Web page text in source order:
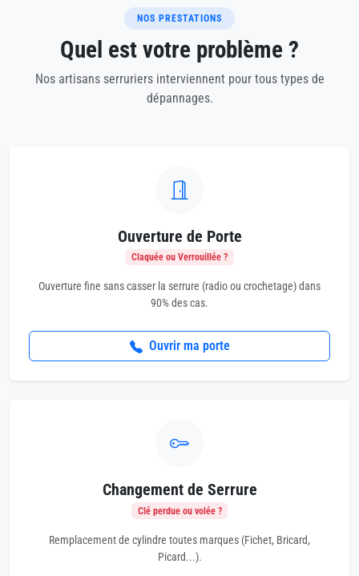
NOS PRESTATIONS
Quel est votre problème ?
Nos artisans serruriers interviennent pour tous types de
dépannages.
Ouverture de Porte
Claquée ou Verrouillée ?
Ouverture fine sans casser la serrure (radio ou crochetage) dans
90% des cas.
Ouvrir ma porte
Changement de Serrure
Clé perdue ou volée ?
Remplacement de cylindre toutes marques (Fichet, Bricard,
Picard...).